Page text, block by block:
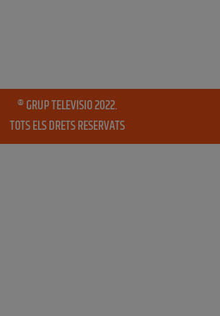
® GRUP TELEVISIO 2022.
TOTS ELS DRETS RESERVATS